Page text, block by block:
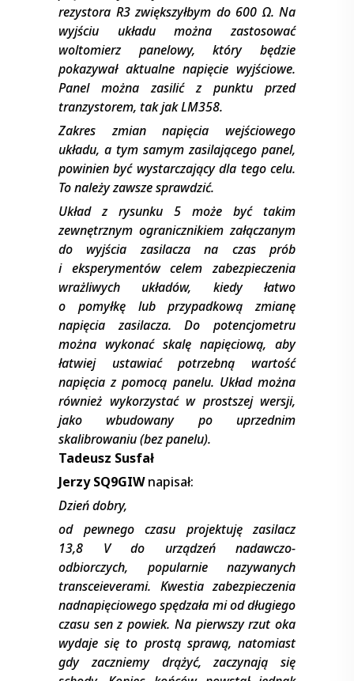
rezystora R3 zwiększyłbym do 600 Ω. Na
wyjściu układu można zastosować
woltomierz panelowy, który będzie
pokazywał aktualne napięcie wyjściowe.
Panel można zasilić z punktu przed
tranzystorem, tak jak LM358.
Zakres zmian napięcia wejściowego
układu, a tym samym zasilającego panel,
powinien być wystarczający dla tego celu.
To należy zawsze sprawdzić.
Układ z rysunku 5 może być takim
zewnętrznym ogranicznikiem załączanym
do wyjścia zasilacza na czas prób
i eksperymentów celem zabezpieczenia
wrażliwych układów, kiedy łatwo
o pomyłkę lub przypadkową zmianę
napięcia zasilacza. Do potencjometru
można wykonać skalę napięciową, aby
łatwiej ustawiać potrzebną wartość
napięcia z pomocą panelu. Układ można
również wykorzystać w prostszej wersji,
jako wbudowany po uprzednim
skalibrowaniu (bez panelu).
Tadeusz Susfał
Jerzy SQ9GIWnapisał:
Dzień dobry,
od pewnego czasu projektuję zasilacz
13,8 V do urządzeń nadawczo-
odbiorczych, popularnie nazywanych
transceieverami. Kwestia zabezpieczenia
nadnapięciowego spędzała mi od długiego
czasu sen z powiek. Na pierwszy rzut oka
wydaje się to prostą sprawą, natomiast
gdy zaczniemy drążyć, zaczynają się